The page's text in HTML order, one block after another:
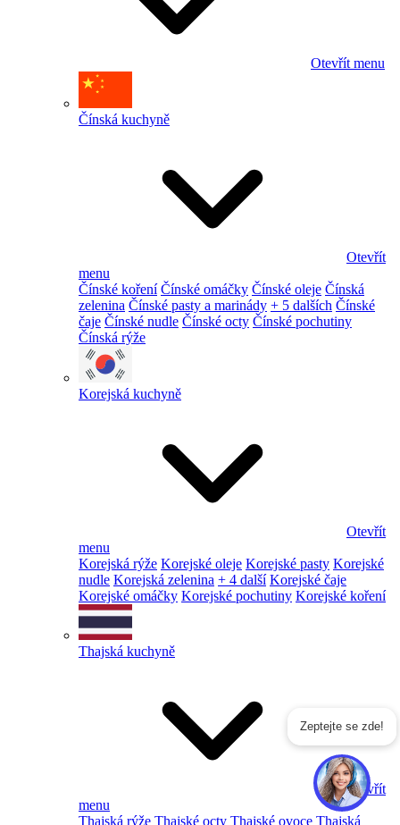
Otevřít menu
Čínská kuchyně
Otevřít
menu
Čínské koření Čínské omáčky Čínské oleje Čínská
zelenina Čínské pasty a marinády + 5 dalších Čínské
čaje Čínské nudle Čínské octy Čínské pochutiny
Čínská rýže
Korejská kuchyně
Otevřít
menu
Korejská rýže Korejské oleje Korejské pasty Korejské
nudle Korejská zelenina + 4 další Korejské čaje
Korejské omáčky Korejské pochutiny Korejské koření
Thajská kuchyně
Otevřít
menu
Thajská rýže Thajské octy Thajské ovoce Thajská
Zeptejte se zde!